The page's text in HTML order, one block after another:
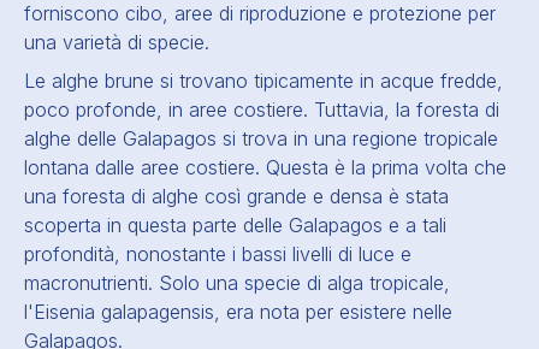
forniscono cibo, aree di riproduzione e protezione per
una varietà di specie.
Le alghe brune si trovano tipicamente in acque fredde,
poco profonde, in aree costiere. Tuttavia, la foresta di
alghe delle Galapagos si trova in una regione tropicale
lontana dalle aree costiere. Questa è la prima volta che
una foresta di alghe così grande e densa è stata
scoperta in questa parte delle Galapagos e a tali
profondità, nonostante i bassi livelli di luce e
macronutrienti. Solo una specie di alga tropicale,
l'Eisenia galapagensis, era nota per esistere nelle
Galapagos.